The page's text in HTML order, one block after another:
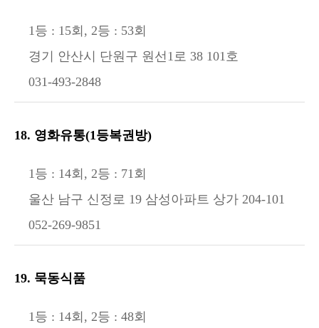
1등 : 15회, 2등 : 53회
경기 안산시 단원구 원선1로 38 101호
031-493-2848
18. 영화유통(1등복권방)
1등 : 14회, 2등 : 71회
울산 남구 신정로 19 삼성아파트 상가 204-101
052-269-9851
19. 묵동식품
1등 : 14회, 2등 : 48회